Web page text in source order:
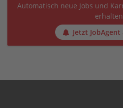
Automatisch neue Jobs und
Jetzt